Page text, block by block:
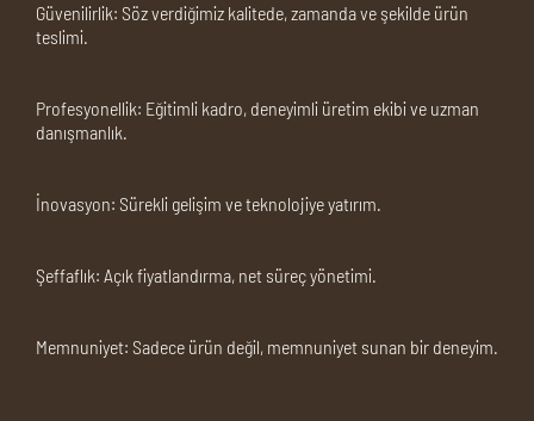
Güvenilirlik: Söz verdiğimiz kalitede, zamanda ve şekilde ürün
teslimi.
Profesyonellik: Eğitimli kadro, deneyimli üretim ekibi ve uzman
danışmanlık.
İnovasyon: Sürekli gelişim ve teknolojiye yatırım.
Şeffaflık: Açık fiyatlandırma, net süreç yönetimi.
Memnuniyet: Sadece ürün değil, memnuniyet sunan bir deneyim.